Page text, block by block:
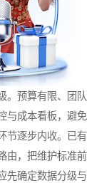
。预算有限、团队
与成本看板，避免
节逐步内收。已有
由，把维护标准前
先确定数据分级与